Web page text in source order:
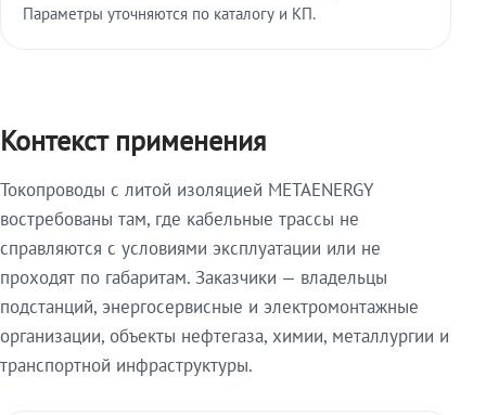
Параметры уточняются по каталогу и КП.
Контекст применения
Токопроводы с литой изоляцией METAENERGY
востребованы там, где кабельные трассы не
справляются с условиями эксплуатации или не
проходят по габаритам. Заказчики — владельцы
подстанций, энергосервисные и электромонтажные
организации, объекты нефтегаза, химии, металлургии и
транспортной инфраструктуры.